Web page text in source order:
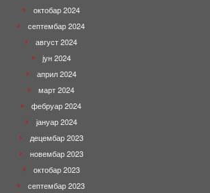
октобар 2024
септембар 2024
август 2024
јун 2024
април 2024
март 2024
фебруар 2024
јануар 2024
децембар 2023
новембар 2023
октобар 2023
септембар 2023